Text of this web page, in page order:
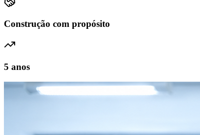
Construção com propósito
5 anos